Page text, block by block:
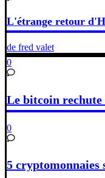
L'étrange retour
de fred valet
0
Le bitcoin rechute
0
5 cryptomonnaies